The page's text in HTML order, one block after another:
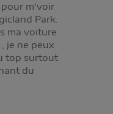
pour m'voir
Park.
ma voiture
je ne peux
top surtout
du